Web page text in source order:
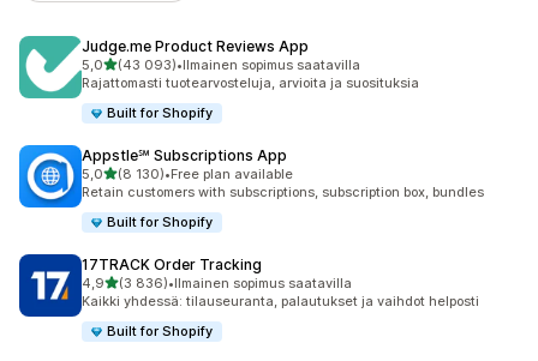
Judge.me Product Reviews App
5,0/ 5 tähteä
(43 093)
43093 arvostelua yhteensä
•Ilmainen sopimus saatavilla
Rajattomasti tuotearvosteluja, arvioita ja suosituksia
Built for Shopify
Appstle℠ Subscriptions App
5,0/ 5 tähteä
(8 130)
8130 arvostelua yhteensä
•Free plan available
Retain customers with subscriptions, subscription box, bundles
Built for Shopify
17TRACK Order Tracking
4,9/ 5 tähteä
(3 836)
3836 arvostelua yhteensä
•Ilmainen sopimus saatavilla
Kaikki yhdessä: tilauseuranta, palautukset ja vaihdot helposti
Built for Shopify